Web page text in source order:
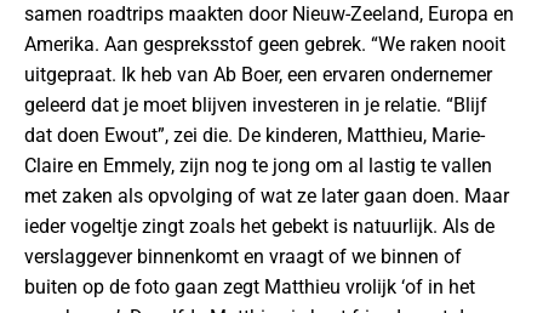
samen roadtrips maakten door Nieuw-Zeeland, Europa en
Amerika. Aan gespreksstof geen gebrek. “We raken nooit
uitgepraat. Ik heb van Ab Boer, een ervaren ondernemer
geleerd dat je moet blijven investeren in je relatie. “Blijf
dat doen Ewout”, zei die. De kinderen, Matthieu, Marie-
Claire en Emmely, zijn nog te jong om al lastig te vallen
met zaken als opvolging of wat ze later gaan doen. Maar
ieder vogeltje zingt zoals het gebekt is natuurlijk. Als de
verslaggever binnenkomt en vraagt of we binnen of
buiten op de foto gaan zegt Matthieu vrolijk ‘of in het